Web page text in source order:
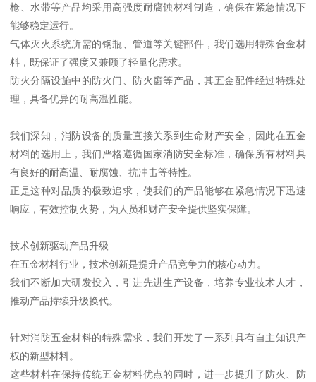
枪、水带等产品均采用高强度耐腐蚀材料制造，确保在紧急情况下
能够稳定运行。
气体灭火系统所需的钢瓶、管道等关键部件，我们选用特殊合金材
料，既保证了强度又兼顾了轻量化需求。
防火分隔设施中的防火门、防火窗等产品，其五金配件经过特殊处
理，具备优异的耐高温性能。
我们深知，消防设备的质量直接关系到生命财产安全，因此在五金
材料的选用上，我们严格遵循国家消防安全标准，确保所有材料具
有良好的耐高温、耐腐蚀、抗冲击等特性。
正是这种对品质的极致追求，使我们的产品能够在紧急情况下迅速
响应，有效控制火势，为人员和财产安全提供坚实保障。
技术创新驱动产品升级
在五金材料行业，技术创新是提升产品竞争力的核心动力。
我们不断加大研发投入，引进先进生产设备，培养专业技术人才，
推动产品持续升级换代。
针对消防五金材料的特殊需求，我们开发了一系列具有自主知识产
权的新型材料。
这些材料在保持传统五金材料优点的同时，进一步提升了防火、防